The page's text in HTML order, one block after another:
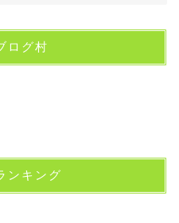
ログ村
ンキング